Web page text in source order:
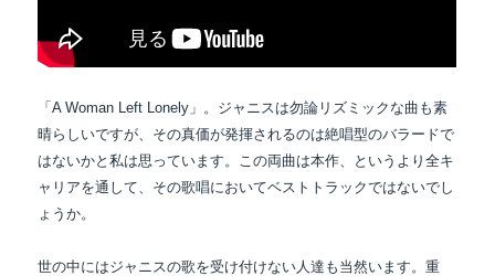
「A Woman Left Lonely」。ジャニスは勿論リズミックな曲も素
晴らしいですが、その真価が発揮されるのは絶唱型のバラードで
はないかと私は思っています。この両曲は本作、というより全キ
ャリアを通して、その歌唱においてベストトラックではないでし
ょうか。
世の中にはジャニスの歌を受け付けない人達も当然います。重